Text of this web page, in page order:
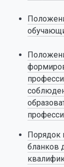
Порядок
бланков